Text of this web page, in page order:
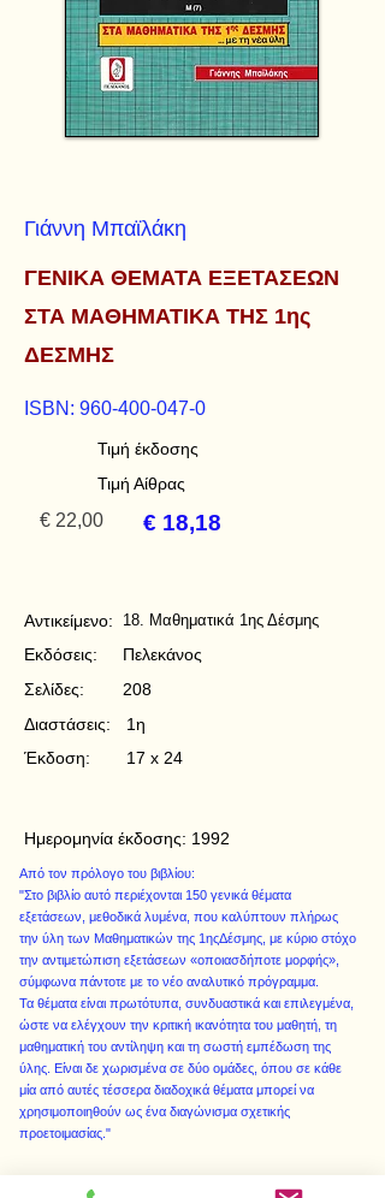
Γιάννη Μπαϊλάκη
ΓΕΝΙΚΑ ΘΕΜΑΤΑ ΕΞΕΤΑΣΕΩΝ
ΣΤΑ ΜΑΘΗΜΑΤΙΚΑ ΤΗΣ 1ης
ΔΕΣΜΗΣ
ISBN: 960-400-047-0
Τιμή έκδοσης
Τιμή Αίθρας
€ 22,00 € 18,18
Αντικείμενο:
Εκδόσεις:
Σελίδες:
18. Μαθηματικά 1ης Δέσμης
Πελεκάνος
208
Διαστάσεις:
Έκδοση:
1η
17 x 24
Ημερομηνία έκδοσης: 1992
Από τον πρόλογο του βιβλίου:
"Στο βιβλίο αυτό περιέχονται 150 γενικά θέματα
εξετάσεων, μεθοδικά λυμένα, που καλύπτουν πλήρως
την ύλη των Μαθηματικών της 1ηςΔέσμης, με κύριο στόχο
την αντιμετώπιση εξετάσεων «οποιασδήποτε μορφής»,
σύμφωνα πάντοτε με το νέο αναλυτικό πρόγραμμα.
Τα θέματα είναι πρωτότυπα, συνδυαστικά και επιλεγμένα,
ώστε να ελέγχουν την κριτική ικανότητα του μαθητή, τη
μαθηματική του αντίληψη και τη σωστή εμπέδωση της
ύλης. Είναι δε χωρισμένα σε δύο ομάδες, όπου σε κάθε
μία από αυτές τέσσερα διαδοχικά θέματα μπορεί να
χρησιμοποιηθούν ως ένα διαγώνισμα σχετικής
προετοιμασίας."